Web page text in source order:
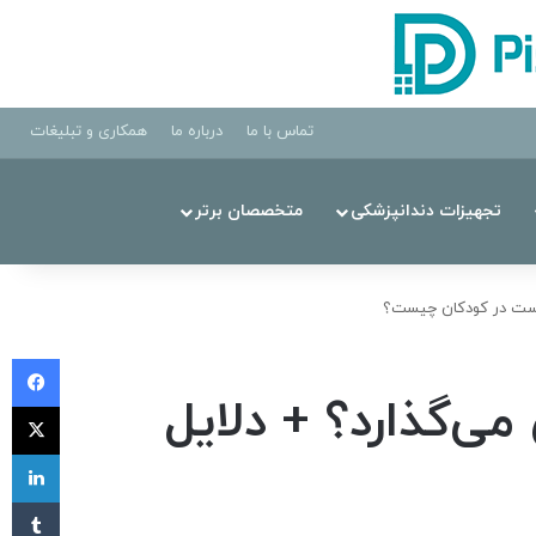
تماس با ما درباره ما همکاری و تبلیغات
تجهیزات دندانپزشکی متخصصان برتر
در کودکان چیست؟
+ دلایل
X